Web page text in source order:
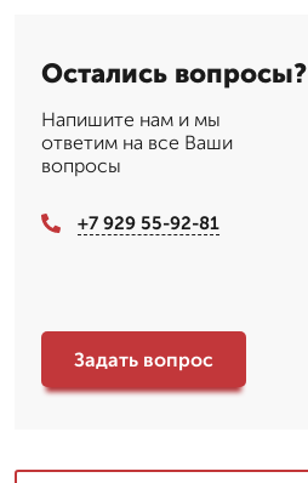
Остались вопросы?
Напишите нам и мы
ответим на все Ваши
вопросы
+7 929 55-92-81
Задать вопрос